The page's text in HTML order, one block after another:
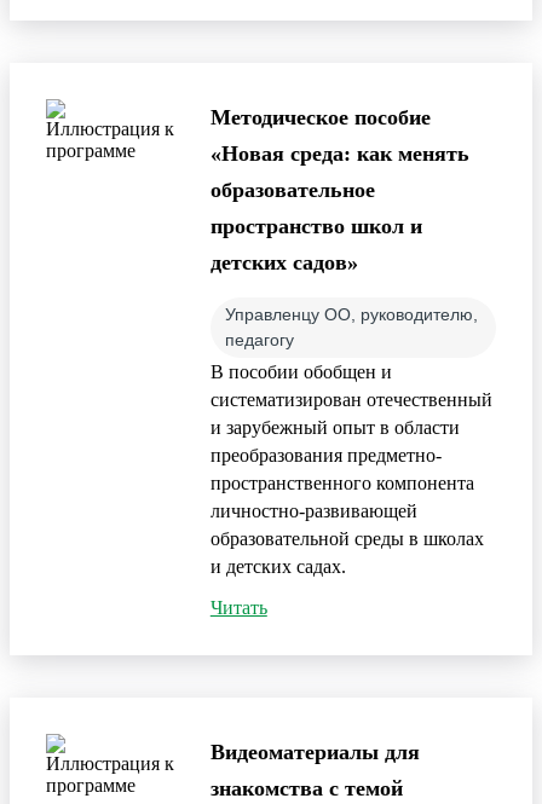
Методическое пособие
«Новая среда: как менять
образовательное
пространство школ и
детских садов»
Управленцу ОО, руководителю,
педагогу
В пособии обобщен и
систематизирован отечественный
и зарубежный опыт в области
преобразования предметно-
пространственного компонента
личностно-развивающей
образовательной среды в школах
и детских садах.
Читать
Видеоматериалы для
знакомства с темой